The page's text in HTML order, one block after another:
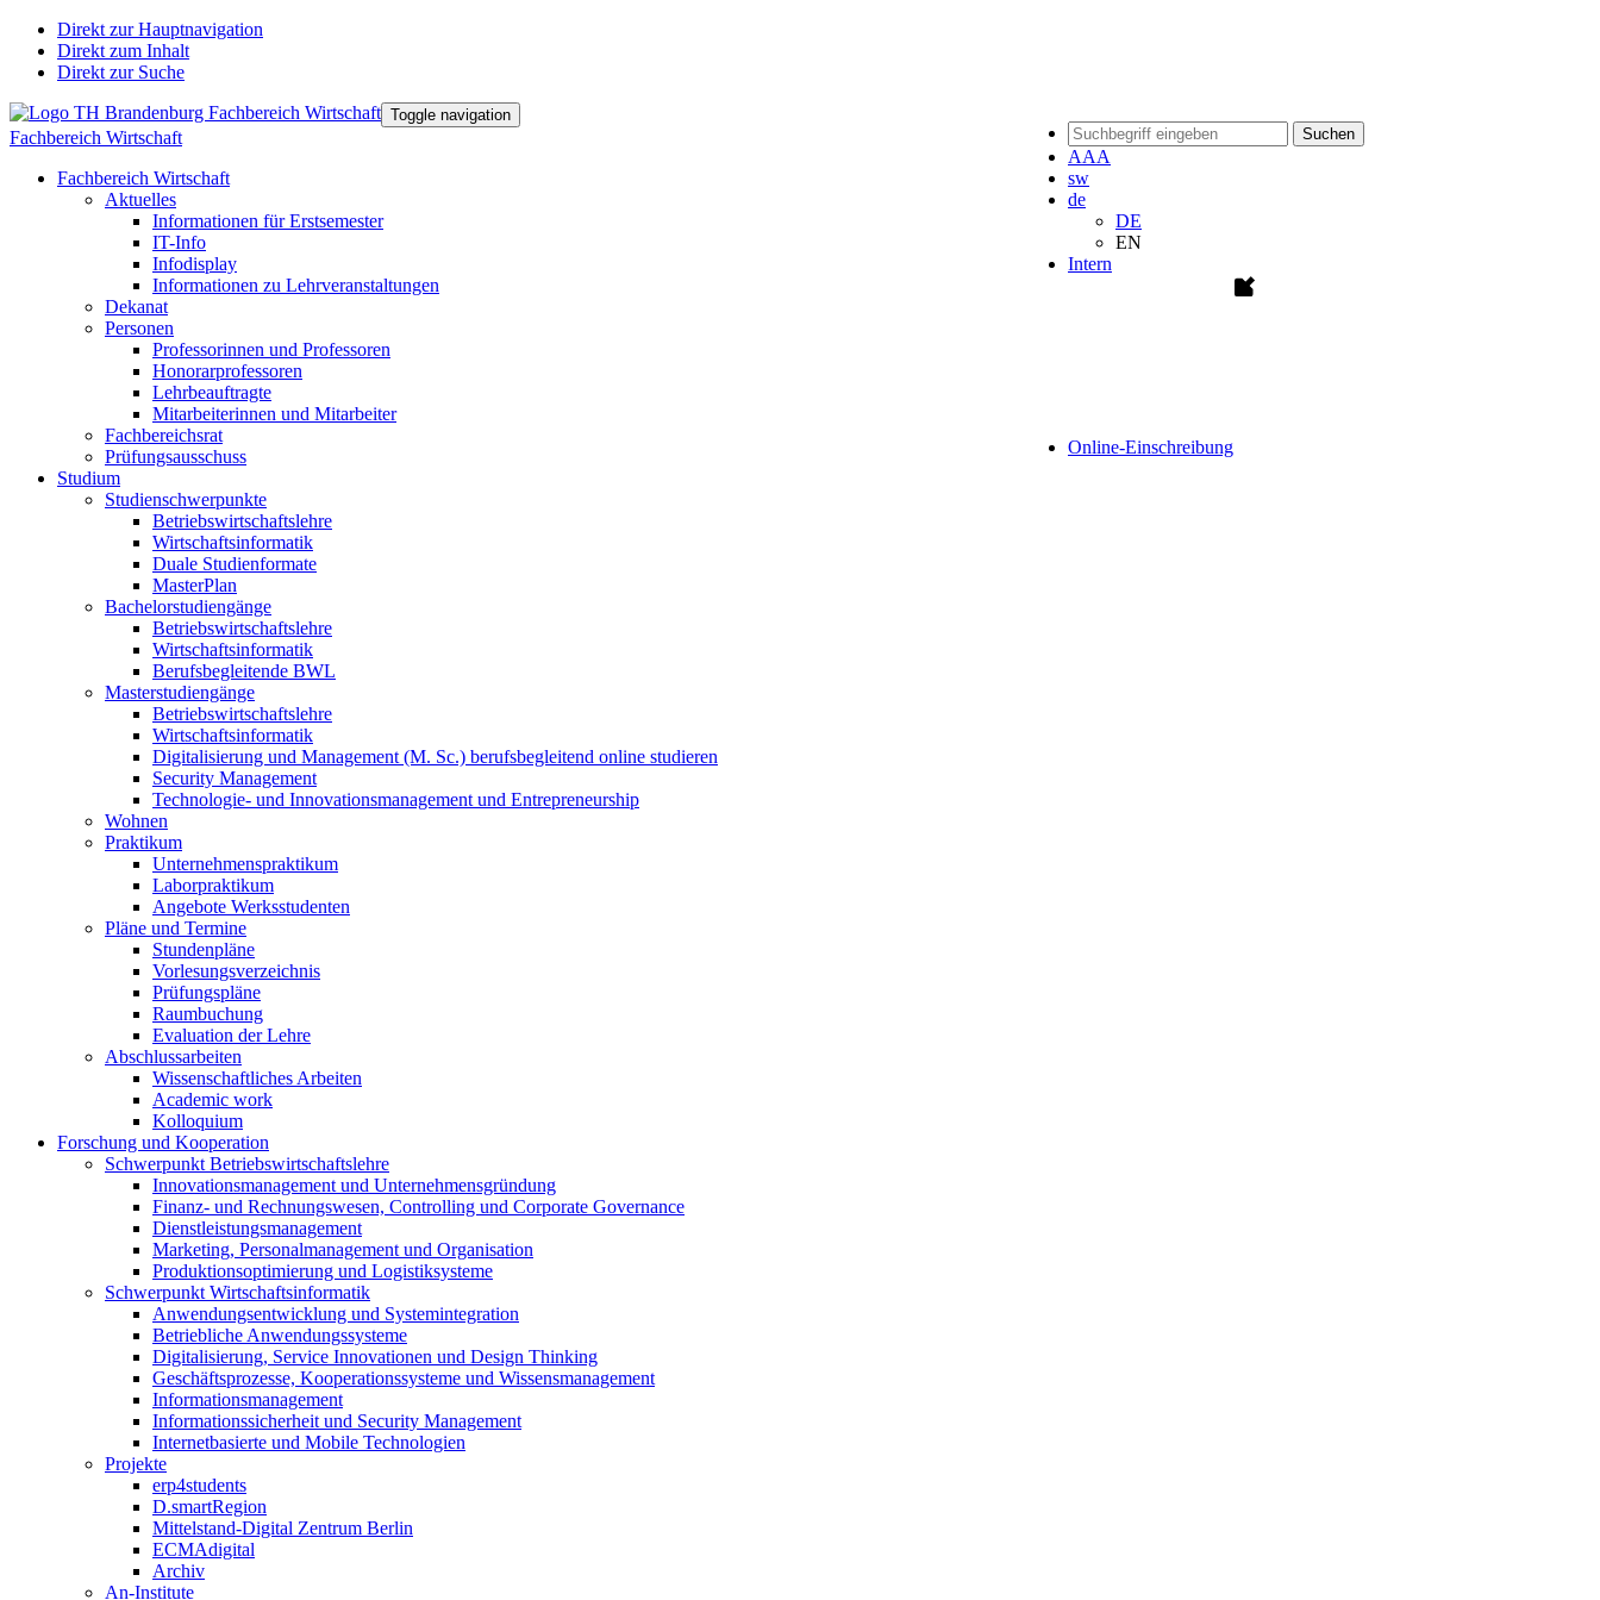
Direkt zur Hauptnavigation
Direkt zum Inhalt
Direkt zur Suche
Suchen
AAA
sw
de
DE
EN
Intern
Online-Einschreibung
Toggle navigation
Fachbereich Wirtschaft
Fachbereich Wirtschaft
Aktuelles
Informationen für Erstsemester
IT-Info
Infodisplay
Informationen zu Lehrveranstaltungen
Dekanat
Personen
Professorinnen und Professoren
Honorarprofessoren
Lehrbeauftragte
Mitarbeiterinnen und Mitarbeiter
Fachbereichsrat
Prüfungsausschuss
Studium
Studienschwerpunkte
Betriebswirtschaftslehre
Wirtschaftsinformatik
Duale Studienformate
MasterPlan
Bachelorstudiengänge
Betriebswirtschaftslehre
Wirtschaftsinformatik
Berufsbegleitende BWL
Masterstudiengänge
Betriebswirtschaftslehre
Wirtschaftsinformatik
Digitalisierung und Management (M. Sc.) berufsbegleitend online studieren
Security Management
Technologie- und Innovationsmanagement und Entrepreneurship
Wohnen
Praktikum
Unternehmenspraktikum
Laborpraktikum
Angebote Werksstudenten
Pläne und Termine
Stundenpläne
Vorlesungsverzeichnis
Prüfungspläne
Raumbuchung
Evaluation der Lehre
Abschlussarbeiten
Wissenschaftliches Arbeiten
Academic work
Kolloquium
Forschung und Kooperation
Schwerpunkt Betriebswirtschaftslehre
Innovationsmanagement und Unternehmensgründung
Finanz- und Rechnungswesen, Controlling und Corporate Governance
Dienstleistungsmanagement
Marketing, Personalmanagement und Organisation
Produktionsoptimierung und Logistiksysteme
Schwerpunkt Wirtschaftsinformatik
Anwendungsentwicklung und Systemintegration
Betriebliche Anwendungssysteme
Digitalisierung, Service Innovationen und Design Thinking
Geschäftsprozesse, Kooperationssysteme und Wissensmanagement
Informationsmanagement
Informationssicherheit und Security Management
Internetbasierte und Mobile Technologien
Projekte
erp4students
D.smartRegion
Mittelstand-Digital Zentrum Berlin
ECMAdigital
Archiv
An-Institute